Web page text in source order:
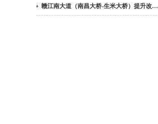
赣江南大道（南昌大桥-生米大桥）提升改…